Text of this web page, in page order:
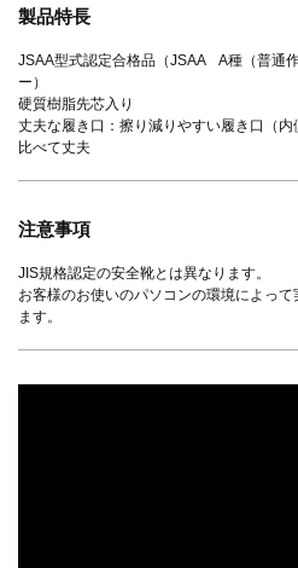
製品特長
JSAA型式認定合格品（JSAA A種（普通
ー）
硬質樹脂先芯入り
丈夫な履き口：擦り減りやすい履き口（
比べて丈夫
注意事項
JIS規格認定の安全靴とは異なります。
お客様のお使いのパソコンの環境によっ
ます。